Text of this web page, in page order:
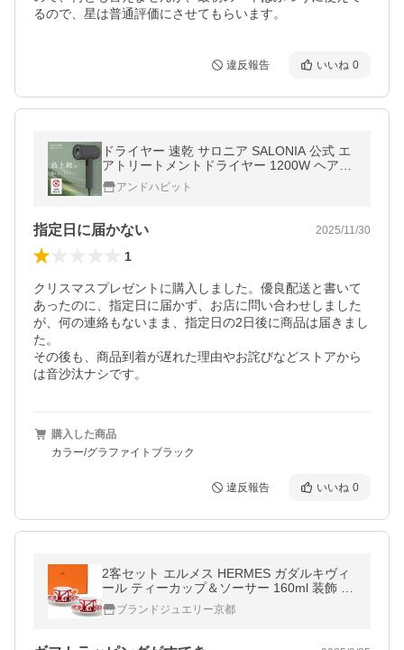
るので、星は普通評価にさせてもらいます。
違反報告 いいね 0
ドライヤー 速乾 サロニア SALONIA 公式 エ
アトリートメントドライヤー 1200W ヘアド
ライヤー 大風量 軽量 低温風 時短 30日間全
額返金保証 ツヤ髪
アンドハビット
指定日に届かない 2025/11/30
1
クリスマスプレゼントに購入しました。優良配送と書いて
あったのに、指定日に届かず、お店に問い合わせしました
が、何の連絡もないまま、指定日の2日後に商品は届きまし
た。
その後も、商品到着が遅れた理由やお詫びなどストアから
購入した商品
カラー/グラファイトブラック
違反報告 いいね 0
2客セット エルメス HERMES ガダルキヴィ
ール ティーカップ＆ソーサー 160ml 装飾 陶
器 011016
ブランドジュエリー京都